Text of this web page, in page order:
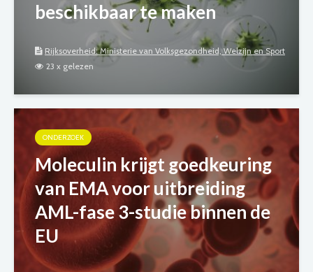
beschikbaar te maken
Rijksoverheid: Ministerie van Volksgezondheid, Welzijn en Sport
23 x gelezen
ONDERZOEK
Moleculin krijgt goedkeuring
van EMA voor uitbreiding
AML-fase 3-studie binnen de
EU